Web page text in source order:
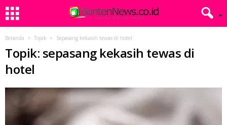
Beranda Topik Sepasang kekasih tewas di hotel
Topik: sepasang kekasih tewas di
hotel